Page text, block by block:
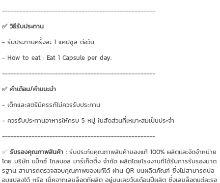
----------------------------------------------------
✅ วิธีรับประทาน
- รับประทานครั้งละ 1 แคปซูล ต่อวัน
- How to eat : Eat 1 Capsule per day.
----------------------------------------------------
✅ คำเตือน/คำแนะนำ
- เด็กและสตรีมีครรภ์ไม่ควรรับประทาน
- ควรรับประทานอาหารให้ครบ 5 หมู่ ในสัดส่วนที่เหมาะสมเป็นประจำ
----------------------------------------------------
✅ รับรองคุณภาพสินค้า : รับประกันคุณภาพสินค้าของแท้ 100% ผลิตและจัดจำหน่าย
โดย บริษัท แม็กซ์ โกลบอล มาร์เก็ตติ้ง จำกัด ผลิตโดยโรงงานที่ได้รับการรับรองมาต
รฐาน สามารถตรวจสอบคุณภาพของแท้ได้ ผ่าน QR บนผลิตภัณฑ์ ซึ่งไม่สามารถปล
อมแปลงได้ หรือ เช็คจากเลขล็อตที่ผลิต อยู่บนเลขวันเดือนปีผลิต ซึ่งเลขล็อตแต่ละรอ